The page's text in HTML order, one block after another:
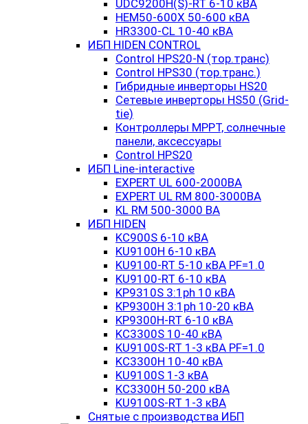
UDC9200H(S)-RT 6-10 кВА
HEM50-600X 50-600 кВА
HR3300-CL 10-40 кВА
ИБП HIDEN CONTROL
Control HPS20-N (тор.транс)
Control HPS30 (тор.транс.)
Гибридные инверторы HS20
Сетевые инверторы HS50 (Grid-
tie)
Контроллеры MPPT, солнечные
панели, аксессуары
Control HPS20
ИБП Line-interactive
EXPERT UL 600-2000ВА
EXPERT UL RM 800-3000ВА
KL RM 500-3000 ВА
ИБП HIDEN
KC900S 6-10 кВА
KU9100H 6-10 кВА
KU9100-RT 5-10 кВА PF=1.0
KU9100-RT 6-10 кВА
KP9310S 3:1ph 10 кВА
KP9300H 3:1ph 10-20 кВА
KP9300H-RT 6-10 кВА
KC3300S 10-40 кВА
KU9100S-RT 1-3 кВА PF=1.0
KC3300H 10-40 кВА
KU9100S 1-3 кВА
KC3300H 50-200 кВА
KU9100S-RT 1-3 кВА
Снятые с производства ИБП